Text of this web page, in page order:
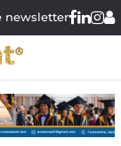
newsletter